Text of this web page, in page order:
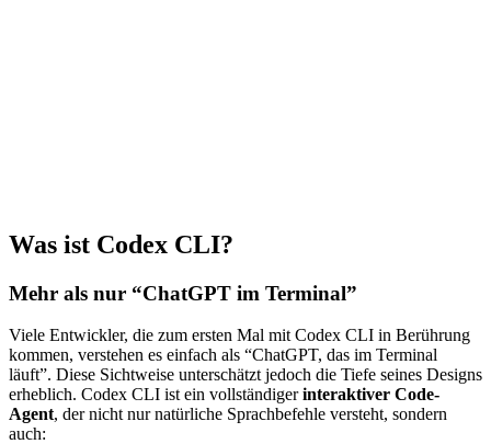
Was ist Codex CLI?
Mehr als nur “ChatGPT im Terminal”
Viele Entwickler, die zum ersten Mal mit Codex CLI in Berührung
kommen, verstehen es einfach als “ChatGPT, das im Terminal
läuft”. Diese Sichtweise unterschätzt jedoch die Tiefe seines Designs
erheblich. Codex CLI ist ein vollständigerinteraktiver Code-
Agent, der nicht nur natürliche Sprachbefehle versteht, sondern
auch: